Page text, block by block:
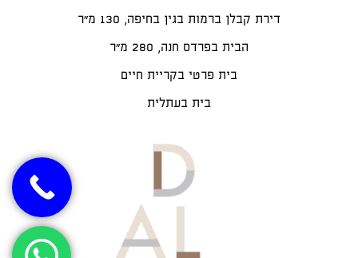
דירת קבלן ברמות בגין בחיפה, 130 מ"ר
הבית בפרדס חנה, 280 מ״ר
בית פרטי בקריית חיים
בית בעתלית